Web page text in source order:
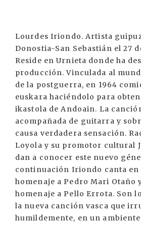
Lourdes Iriondo. Artista
Donostia-San Sebastián el 27
Reside en Urnieta donde ha
producción. Vinculada al
de la postguerra, en 1964
euskara haciéndolo para
ikastola de Andoain. La
acompañada de guitarra y
causa verdadera sensación.
Loyola y su promotor cultural
dan a conocer este nuevo
continuación Iriondo canta
homenaje a Pedro Mari Otaño
homenaje a Pello Errota. Son
la nueva canción vasca que
humildemente, en un